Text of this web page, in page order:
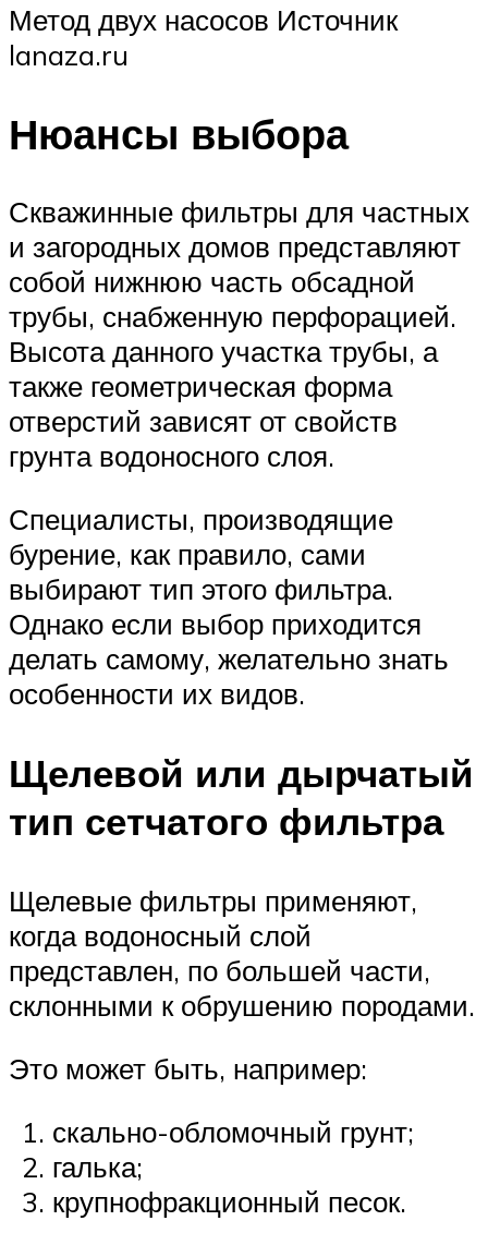
Метод двух насосов Источник
lanaza.ru
Нюансы выбора
Скважинные фильтры для частных
и загородных домов представляют
собой нижнюю часть обсадной
трубы, снабженную перфорацией.
Высота данного участка трубы, а
также геометрическая форма
отверстий зависят от свойств
грунта водоносного слоя.
Специалисты, производящие
бурение, как правило, сами
выбирают тип этого фильтра.
Однако если выбор приходится
делать самому, желательно знать
особенности их видов.
Щелевой или дырчатый
тип сетчатого фильтра
Щелевые фильтры применяют,
когда водоносный слой
представлен, по большей части,
склонными к обрушению породами.
Это может быть, например:
скально-обломочный грунт;
галька;
крупнофракционный песок.